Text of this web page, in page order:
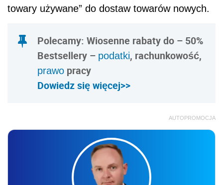
towary używane” do dostaw towarów nowych.
Polecamy: Wiosenne rabaty do – 50%
Bestsellery – podatki, rachunkowość,
prawo pracy
Dowiedz się więcej>>
AUTOPROMOCJA